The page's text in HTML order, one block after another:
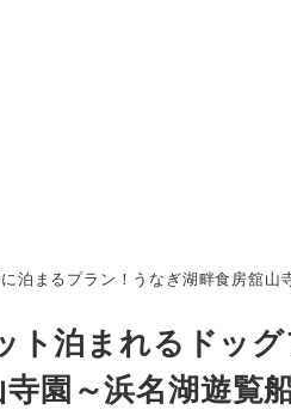
泊まるプラン！うなぎ湖畔食房舘
ト泊まれるドッ
園～浜名湖遊覧